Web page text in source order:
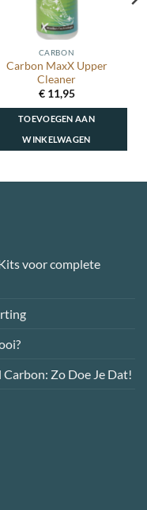
CARBON
Carbon MaxX Upper
Cleaner
€11,95
TOEVOEGEN AAN
WINKELWAGEN
voor complete
Zo Doe Je Dat!